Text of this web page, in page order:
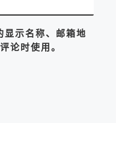
显示名称、邮箱地
论时使用。